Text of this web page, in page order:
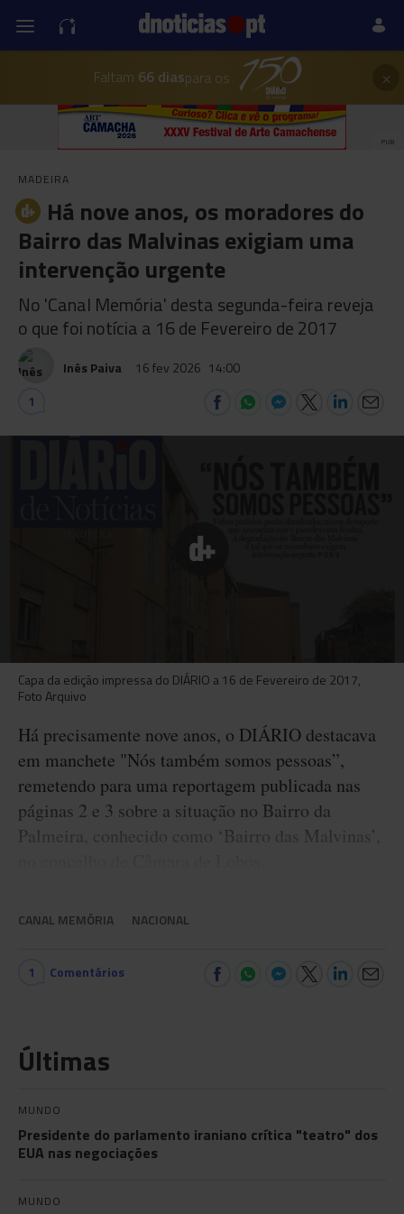
Faltam 66 diaspara os ×
PUB
MADEIRA
Há nove anos, os moradores do
Bairro das Malvinas exigiam uma
intervenção urgente
No 'Canal Memória' desta segunda-feira reveja
o que foi notícia a 16 de Fevereiro de 2017
Inês Paiva 16 fev 2026 14:00
1
Capa da edição impressa do DIÁRIO a 16 de Fevereiro de 2017,
Foto Arquivo
Há precisamente nove anos, o DIÁRIO destacava
em manchete "Nós também somos pessoas”,
remetendo para uma reportagem publicada nas
páginas 2 e 3 sobre a situação no Bairro da
Palmeira, conhecido como ‘Bairro das Malvinas’,
CANAL MEMÓRIA NACIONAL
1 Comentários
Últimas
MUNDO
Presidente do parlamento iraniano crítica "teatro" dos
EUA nas negociações
MUNDO